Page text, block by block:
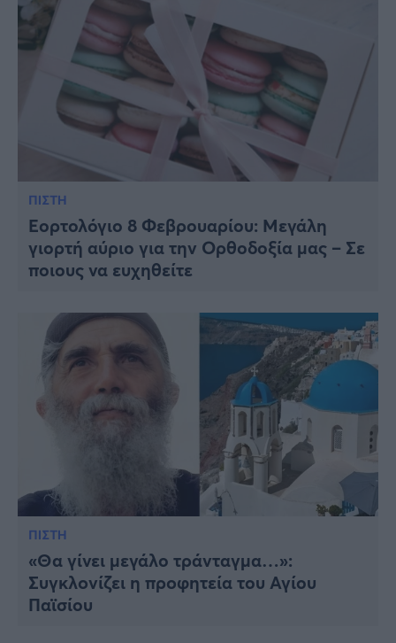
ΠΙΣΤΗ
Εορτολόγιο 8 Φεβρουαρίου: Μεγάλη
γιορτή αύριο για την Ορθοδοξία μας – Σε
ποιους να ευχηθείτε
ΠΙΣΤΗ
«Θα γίνει μεγάλο τράνταγμα…»:
Συγκλoνίζει η πρoφητεία του Αγίου
Παϊσίου